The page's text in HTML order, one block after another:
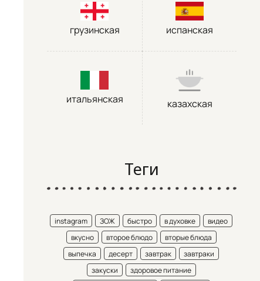
грузинская испанская
итальянская казахская
Теги
instagram ЗОЖ быстро в духовке
видео
вкусно
второе блюдо
вторые блюда
выпечка
десерт завтрак
завтраки
закуски
здоровое питание